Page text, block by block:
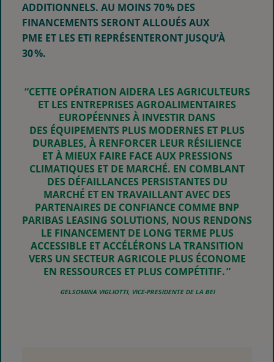
ADDITIONNELS. AU MOINS 70 % DES
FINANCEMENTS SERONT ALLOUÉS AUX
PME ET LES ETI REPRÉSENTERONT JUSQU’À
30 %.
“CETTE OPÉRATION AIDERA LES AGRICULTEURS
ET LES ENTREPRISES AGROALIMENTAIRES
EUROPÉENNES À INVESTIR DANS
DES ÉQUIPEMENTS PLUS MODERNES ET PLUS
DURABLES, À RENFORCER LEUR RÉSILIENCE
ET À MIEUX FAIRE FACE AUX PRESSIONS
CLIMATIQUES ET DE MARCHÉ. EN COMBLANT
DES DÉFAILLANCES PERSISTANTES DU
MARCHÉ ET EN TRAVAILLANT AVEC DES
PARTENAIRES DE CONFIANCE COMME BNP
PARIBAS LEASING SOLUTIONS, NOUS RENDONS
LE FINANCEMENT DE LONG TERME PLUS
ACCESSIBLE ET ACCÉLÉRONS LA TRANSITION
VERS UN SECTEUR AGRICOLE PLUS ÉCONOME
EN RESSOURCES ET PLUS COMPÉTITIF. ”
GELSOMINA VIGLIOTTI, VICE-PRESIDENTE DE LA BEI